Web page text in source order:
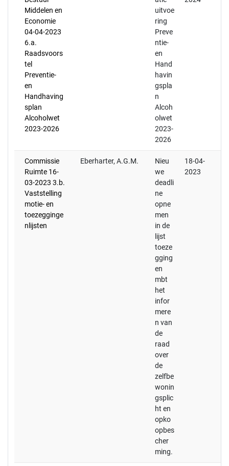
Middelen en
Economie
04-04-2023
6.a.
Raadsvoors
tel
Preventie-
en
Handhaving
splan
Alcoholwet
2023-2026
uitvoe
ring
Preve
ntie-
en
Hand
havin
gspla
n
Alcoh
olwet
2023-
2026
Commissie
Ruimte 16-
03-2023 3.b.
Vaststelling
motie- en
toezegginge
nlijsten
Eberharter, A.G.M.
Nieu
we
deadli
ne
opne
men
in de
lijst
toeze
gging
en
mbt
het
infor
mere
n van
de
raad
over
de
zelfbe
wonin
gsplic
ht en
opko
opbes
cher
ming.
18-04-
2023